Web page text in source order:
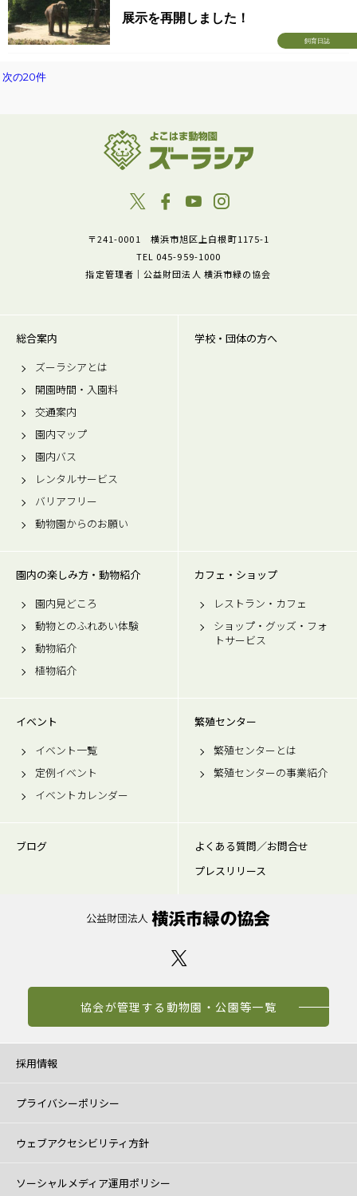
飼育日誌
展示を再開しました！
次の20件
〒241-0001 横浜市旭区上白根町1175-1
TEL 045-959-1000
指定管理者｜公益財団法人 横浜市緑の協会
総合案内
ズーラシアとは
開園時間・入園料
交通案内
園内マップ
園内バス
レンタルサービス
バリアフリー
動物園からのお願い
学校・団体の方へ
園内の楽しみ方・動物紹介
園内見どころ
動物とのふれあい体験
動物紹介
植物紹介
カフェ・ショップ
レストラン・カフェ
ショップ・グッズ・フォ
トサービス
イベント
イベント一覧
定例イベント
イベントカレンダー
繁殖センター
繁殖センターとは
繁殖センターの事業紹介
ブログ
よくある質問／お問合せ
プレスリリース
協会が管理する動物園・公園等一覧
採用情報
プライバシーポリシー
ウェブアクセシビリティ方針
ソーシャルメディア運用ポリシー